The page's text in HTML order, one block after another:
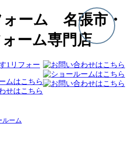
ーム 名張市・
ーム専門店
1リフォー
ルーム